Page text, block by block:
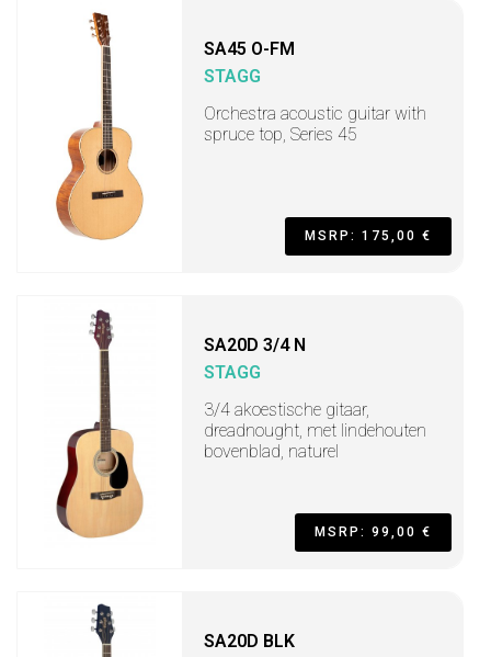
SA45 O-FM
STAGG
Orchestra acoustic guitar with
spruce top, Series 45
MSRP: 175,00 €
SA20D 3/4 N
STAGG
3/4 akoestische gitaar,
dreadnought, met lindehouten
bovenblad, naturel
MSRP: 99,00 €
SA20D BLK